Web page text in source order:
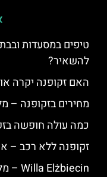
טיפים במסעדות
להשאיר?
האם זקופנה יקרה
מחירים בזקופנה –
כמה עולה חופשה
זקופנה ללא רכב –
Willa Elżbiecin – מלון ספא יוקרתי בזאקופנה